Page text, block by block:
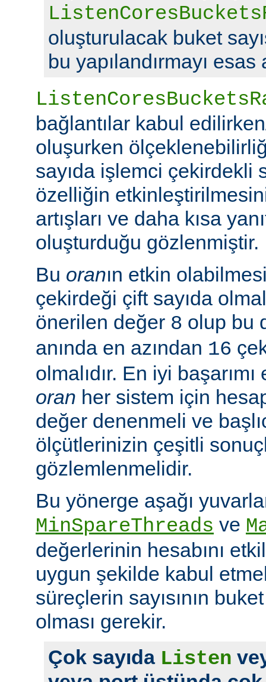
oluşturulacak buket
bu yapılandırmayı esas
bağlantılar kabul
oluşurken
sayıda işlemci çekirdekli
özelliğin
artışları ve daha kısa
oluşturduğu gözlenmiştir.
Bu oranın etkin
çekirdeği çift sayıda
önerilen değer 8 olup bu
anında en azından 16
olmalıdır. En iyi
oran her sistem için
değer denenmeli ve
ölçütlerinizin çeşitli
gözlemlenmelidir.
Bu yönerge aşağı
MinSpareThreads ve
değerlerinin hesabını
uygun şekilde kabul
süreçlerin sayısının buket
olması gerekir.
Çok sayıda Listen